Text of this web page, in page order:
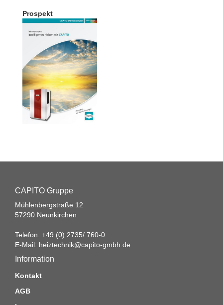
Prospekt
CAPITO Gruppe
Mühlenbergstraße 12
57290 Neunkirchen
Telefon: +49 (0) 2735/ 760-0
E-Mail: heiztechnik@capito-gmbh.de
Information
Kontakt
AGB